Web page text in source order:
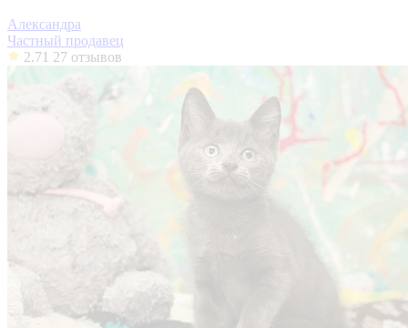
Александра
Частный продавец
2.71 27 отзывов